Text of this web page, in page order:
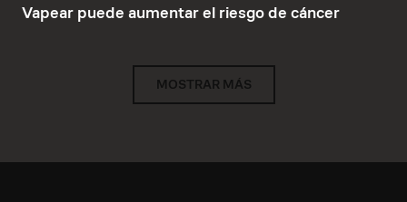
Vapear puede aumentar el riesgo de cáncer
MOSTRAR MÁS